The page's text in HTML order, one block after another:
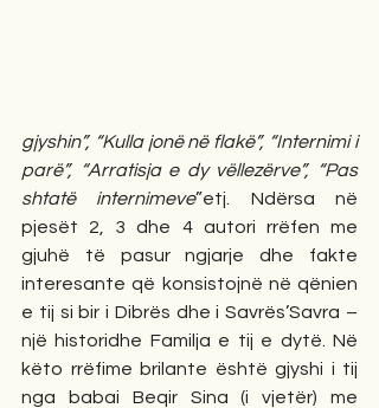
gjyshin”, “Kulla jonë në flakë”, “Internimi i
parë”, “Arratisja e dy vëllezërve”, “Pas
shtatë internimeve”etj. Ndërsa në
pjesët 2, 3 dhe 4 autori rrëfen me
gjuhë të pasur ngjarje dhe fakte
interesante që konsistojnë në qënien
e tij si bir i Dibrës dhe i Savrës’Savra –
një historidhe Familja e tij e dytë. Në
këto rrëfime brilante është gjyshi i tij
nga babai Beqir Sina (i vjetër) me